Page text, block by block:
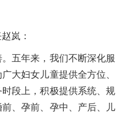
岚：
五年来，我们不断深化服
大妇女儿童提供全方位、
段上，积极提供系统、规
、孕前、孕中、产后、儿